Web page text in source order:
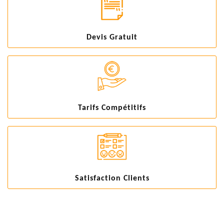
Devis Gratuit
Tarifs Compétitifs
Satisfaction Clients